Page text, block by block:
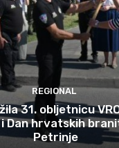
REGIONAL
31. obljetnicu
Dan hrvatskih
Petrinje